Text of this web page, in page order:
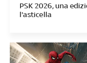
PSK 2026, una
l'asticella